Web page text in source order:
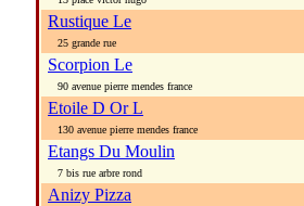
Rustique Le
25 grande rue
Scorpion Le
90 avenue pierre mendes france
Etoile D Or L
130 avenue pierre mendes france
Etangs Du Moulin
7 bis rue arbre rond
Anizy Pizza